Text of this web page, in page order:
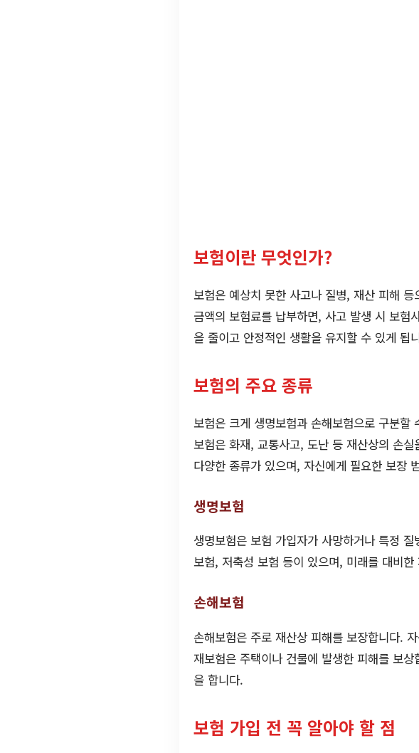
보험이란 무엇인가?
보험은 예상치 못한 사고나 질병, 재산 피해
금액의 보험료를 납부하면, 사고 발생 시 보험
을 줄이고 안정적인 생활을 유지할 수 있게 됩
보험의 주요 종류
보험은 크게 생명보험과 손해보험으로 구분
보험은 화재, 교통사고, 도난 등 재산상의 손
다양한 종류가 있으며, 자신에게 필요한 보장
생명보험
생명보험은 보험 가입자가 사망하거나 특정
보험, 저축성 보험 등이 있으며, 미래를 대비
손해보험
손해보험은 주로 재산상 피해를 보장합니다.
재보험은 주택이나 건물에 발생한 피해를 보
을 합니다.
보험 가입 전 꼭 알아야 할 점